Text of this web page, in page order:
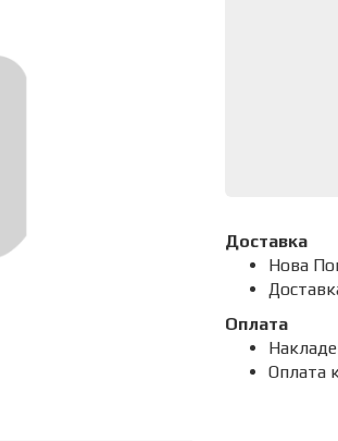
Доставка
Нова
Оплата
Оплата